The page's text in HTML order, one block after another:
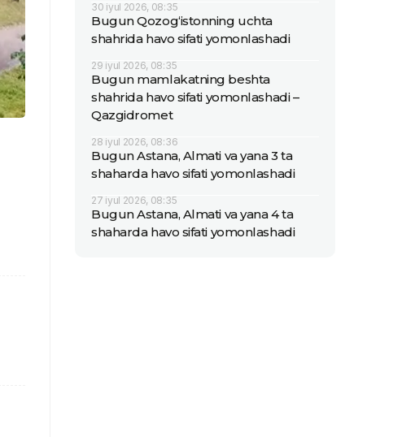
30 iyul 2026, 08:35
Bugun Qozog‘istonning uchta
shahrida havo sifati yomonlashadi
29 iyul 2026, 08:35
Bugun mamlakatning beshta
shahrida havo sifati yomonlashadi –
Qazgidromet
28 iyul 2026, 08:36
Bugun Astana, Almati va yana 3 ta
shaharda havo sifati yomonlashadi
27 iyul 2026, 08:35
Bugun Astana, Almati va yana 4 ta
shaharda havo sifati yomonlashadi